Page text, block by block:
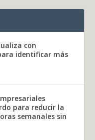
con
identificar más
para reducir la
semanales sin